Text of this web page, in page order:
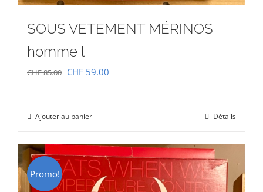
SOUS VETEMENT MÉRINOS
homme l
CHF85.00 Le
initial
était :
CHF 85.00.
CHF 59.00
actuel
CHF 59.00.
Ajouter au panier Détails
Promo!